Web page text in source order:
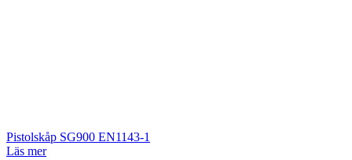
Pistolskåp SG900 EN1143-1
Läs mer